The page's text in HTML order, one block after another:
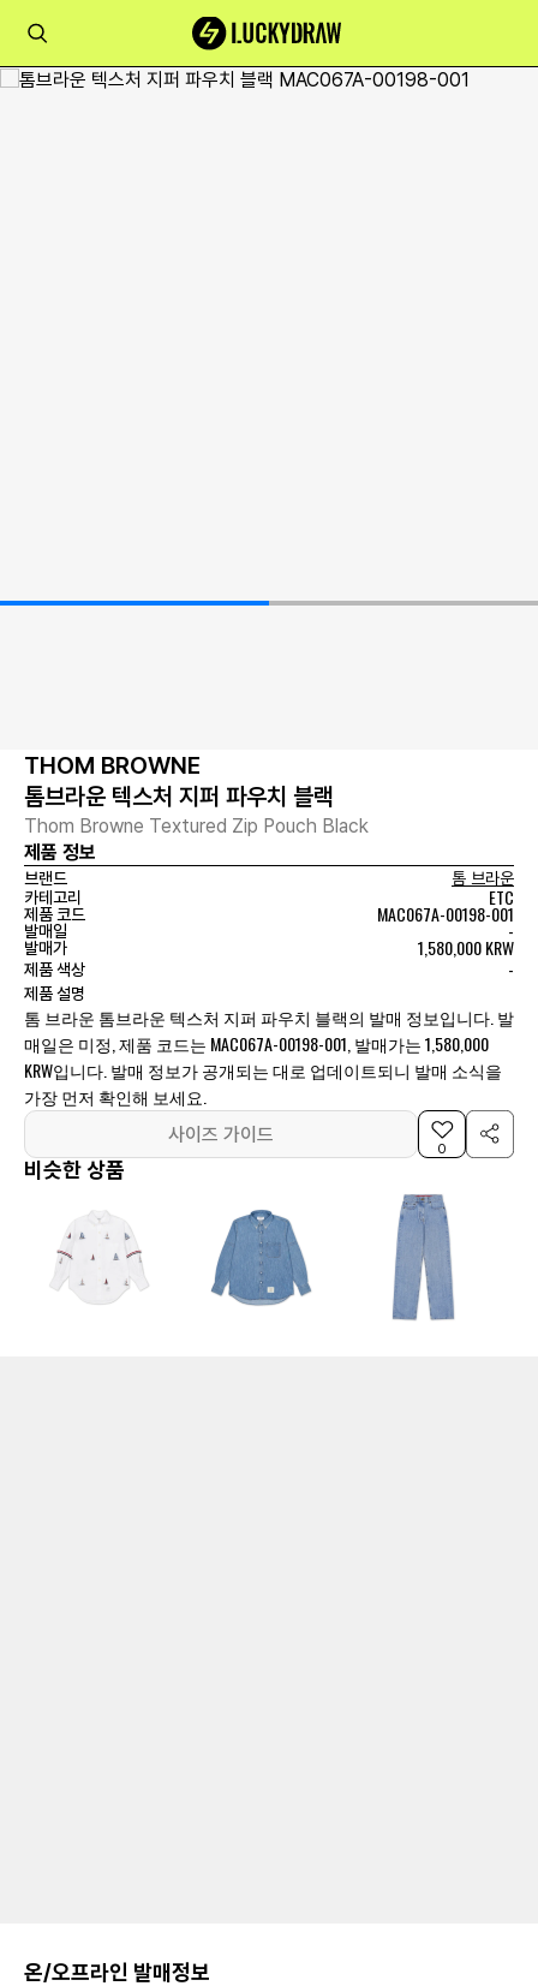
THOM BROWNE
톰브라운 텍스처 지퍼 파우치 블랙
Thom Browne Textured Zip Pouch Black
제품 정보
브랜드
톰 브라운
카테고리
ETC
제품 코드 MAC067A-00198-001
발매일 -
발매가 1,580,000 KRW
제품 색상 -
제품 설명
톰 브라운 톰브라운 텍스처 지퍼 파우치 블랙의 발매 정보입니다. 발
매일은 미정, 제품 코드는 MAC067A-00198-001, 발매가는 1,580,000
KRW입니다. 발매 정보가 공개되는 대로 업데이트되니 발매 소식을
가장 먼저 확인해 보세요.
사이즈 가이드
0
비슷한 상품
온/오프라인 발매정보